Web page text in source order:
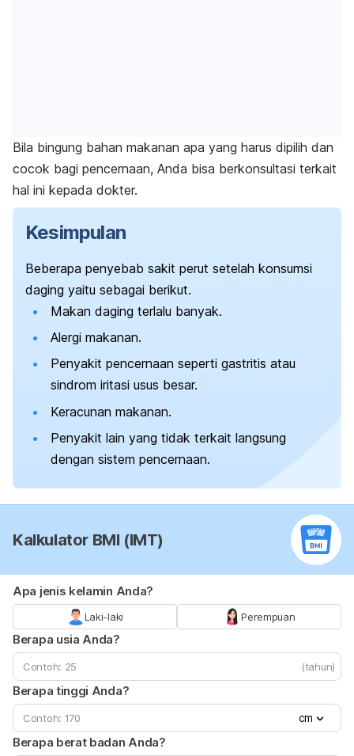
Bila bingung bahan makanan apa yang harus dipilih dan
cocok bagi pencernaan, Anda bisa berkonsultasi terkait
hal ini kepada dokter.
Kesimpulan
Beberapa penyebab sakit perut setelah konsumsi
daging yaitu sebagai berikut.
Makan daging terlalu banyak.
Alergi makanan.
Penyakit pencernaan seperti gastritis atau
sindrom iritasi usus besar.
Keracunan makanan.
Penyakit lain yang tidak terkait langsung
dengan sistem pencernaan.
Kalkulator BMI (IMT)
Apa jenis kelamin Anda?
Laki-laki Perempuan
Berapa usia Anda?
(tahun)
Berapa tinggi Anda?
cm
Berapa berat badan Anda?